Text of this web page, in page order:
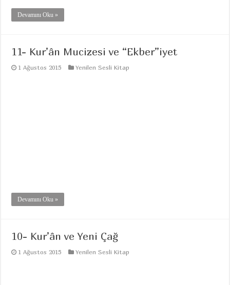
Devamını Oku »
11- Kur’ân Mucizesi ve “Ekber”iyet
1 Ağustos 2015 Yenilen Sesli Kitap
Devamını Oku »
10- Kur’ân ve Yeni Çağ
1 Ağustos 2015 Yenilen Sesli Kitap